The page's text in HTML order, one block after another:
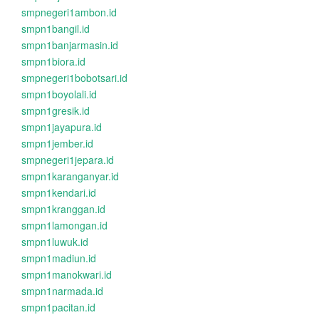
smpnegeri1ambon.id
smpn1bangil.id
smpn1banjarmasin.id
smpn1biora.id
smpnegeri1bobotsari.id
smpn1boyolali.id
smpn1gresik.id
smpn1jayapura.id
smpn1jember.id
smpnegeri1jepara.id
smpn1karanganyar.id
smpn1kendari.id
smpn1kranggan.id
smpn1lamongan.id
smpn1luwuk.id
smpn1madiun.id
smpn1manokwari.id
smpn1narmada.id
smpn1pacitan.id